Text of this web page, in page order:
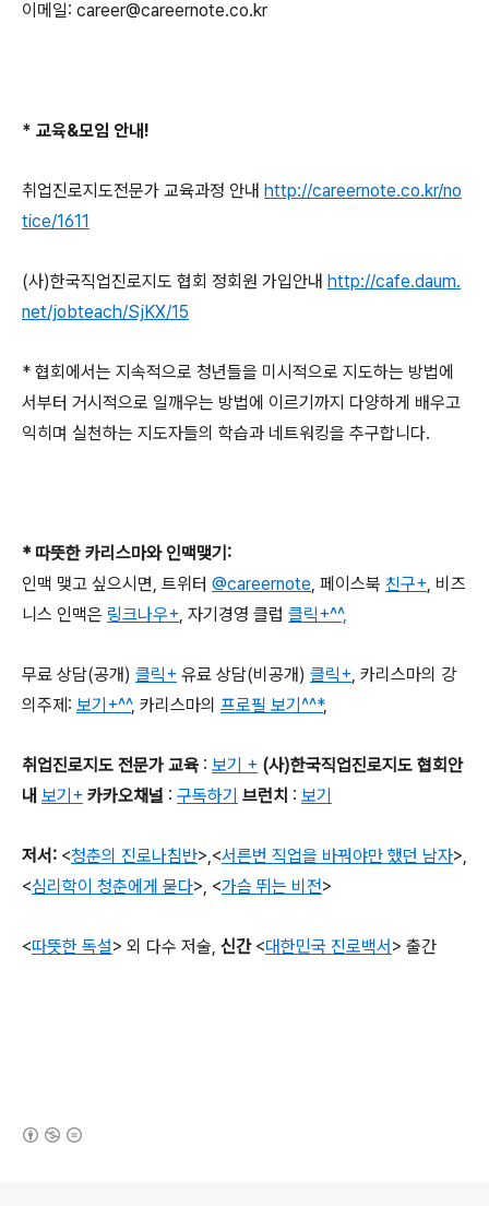
이메일: career@careernote.co.kr
* 교육&모임 안내!
취업진로지도전문가 교육과정 안내 http://careernote.co.kr/no
tice/1611
(사)한국직업진로지도 협회 정회원 가입안내 http://cafe.daum.
net/jobteach/SjKX/15
* 협회에서는 지속적으로 청년들을 미시적으로 지도하는 방법에
서부터 거시적으로 일깨우는 방법에 이르기까지 다양하게 배우고
익히며 실천하는 지도자들의 학습과 네트워킹을 추구합니다.
* 따뜻한 카리스마와 인맥맺기 :
인맥 맺고 싶으시면, 트위터 @careernote, 페이스북 친구+, 비즈
니스 인맥은 링크나우+, 자기경영 클럽 클릭+^^,
무료 상담(공개) 클릭+ 유료 상담(비공개) 클릭+, 카리스마의 강
의주제 : 보기+^^, 카리스마의 프로필 보기^^*,
취업진로지도 전문가 교육 : 보기 + (사)한국직업진로지도 협회안
내 보기+ 카카오채널 : 구독하기 브런치 : 보기
저서 : <청춘의 진로나침반>,<서른번 직업을 바꿔야만 했던 남자>,
<심리학이 청춘에게 묻다>, <가슴 뛰는 비전>
<따뜻한 독설> 외 다수 저술, 신간 <대한민국 진로백서> 출간